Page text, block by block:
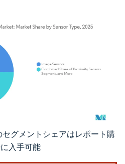
にはCC BY 4.0の表示が必要です。
グメントシェアはレポート購
入手可能